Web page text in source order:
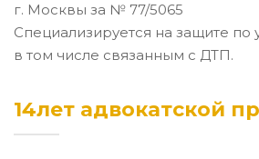
г. Москвы за № 77/5065
Специализируется на защите
в том числе связанным с ДТП.
14лет адвокатской